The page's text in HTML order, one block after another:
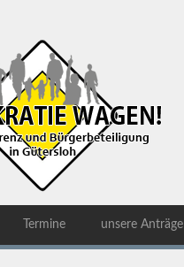
Termine unsere Anträge